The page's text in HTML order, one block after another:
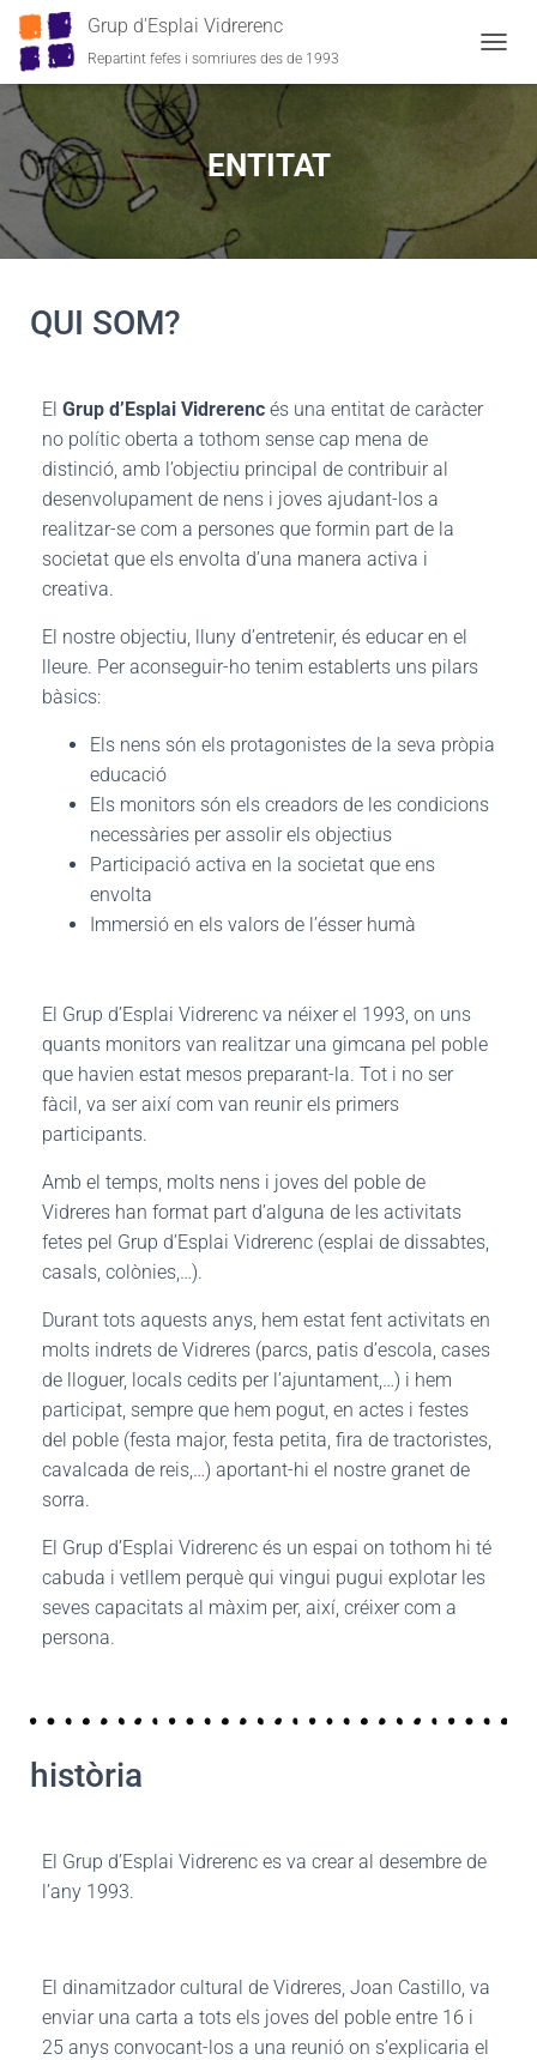
Grup d'Esplai Vidrerenc
Repartint fefes i somriures des de 1993
A
L
ENTITAT
QUI SOM?
El Grup d’Esplai Vidrerenc és una entitat de caràcter
no polític oberta a tothom sense cap mena de
distinció, amb l’objectiu principal de contribuir al
desenvolupament de nens i joves ajudant-los a
realitzar-se com a persones que formin part de la
societat que els envolta d’una manera activa i
creativa.
El nostre objectiu, lluny d’entretenir, és educar en el
lleure. Per aconseguir-ho tenim establerts uns pilars
bàsics:
Els nens són els protagonistes de la seva pròpia
educació
Els monitors són els creadors de les condicions
necessàries per assolir els objectius
Participació activa en la societat que ens
envolta
Immersió en els valors de l’ésser humà
El Grup d’Esplai Vidrerenc va néixer el 1993, on uns
quants monitors van realitzar una gimcana pel poble
que havien estat mesos preparant-la. Tot i no ser
fàcil, va ser així com van reunir els primers
participants.
Amb el temps, molts nens i joves del poble de
Vidreres han format part d’alguna de les activitats
fetes pel Grup d’Esplai Vidrerenc (esplai de dissabtes,
casals, colònies,…).
Durant tots aquests anys, hem estat fent activitats en
molts indrets de Vidreres (parcs, patis d’escola, cases
de lloguer, locals cedits per l’ajuntament,…) i hem
participat, sempre que hem pogut, en actes i festes
del poble (festa major, festa petita, fira de tractoristes,
cavalcada de reis,…) aportant-hi el nostre granet de
sorra.
El Grup d’Esplai Vidrerenc és un espai on tothom hi té
cabuda i vetllem perquè qui vingui pugui explotar les
seves capacitats al màxim per, així, créixer com a
persona.
història
El Grup d’Esplai Vidrerenc es va crear al desembre de
l’any 1993.
El dinamitzador cultural de Vidreres, Joan Castillo, va
enviar una carta a tots els joves del poble entre 16 i
25 anys convocant-los a una reunió on s’explicaria el